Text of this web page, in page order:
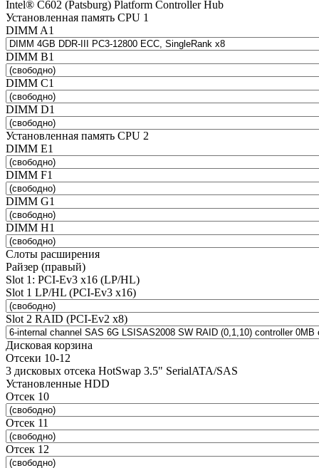
Intel® C602 (Patsburg) Platform Controller Hub
Установленная память CPU 1
DIMM A1
DIMM B1
DIMM C1
DIMM D1
Установленная память CPU 2
DIMM E1
DIMM F1
DIMM G1
DIMM H1
Слоты расширения
Райзер (правый)
Slot 1: PCI-Ev3 x16 (LP/HL)
Slot 1 LP/HL (PCI-Ev3 x16)
Slot 2 RAID (PCI-Ev2 x8)
Дисковая корзина
Отсеки 10-12
3 дисковых отсека HotSwap 3.5" SerialATA/SAS
Установленные HDD
Отсек 10
Отсек 11
Отсек 12